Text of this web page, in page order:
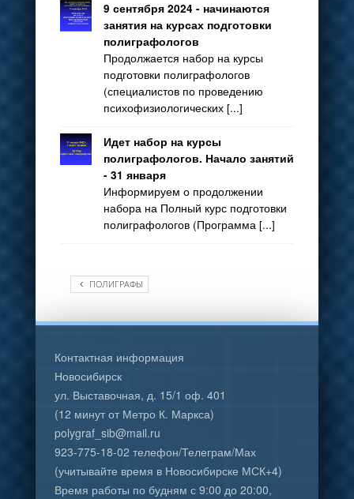
9 сентября 2024 - начинаются
занятия на курсах подготовки
полиграфологов
Продолжается набор на курсы
подготовки полиграфологов
(специалистов по проведению
психофизиологических [...]
Идет набор на курсы
полиграфологов. Начало занятий
- 31 января
Информируем о продолжении
набора на Полный курс подготовки
полиграфологов (Программа [...]
ПОЛИГРАФЫ
Контактная информация
Новосибирск
ул. Выставочная, д. 15/1 оф. 401
(12 минут от Метро К. Маркса)
polygraf_sib@mail.ru
923-775-18-02 телефон/Телеграм/Мах
(учитывайте время в Новосибирске МСК+4)
Время работы по будням с 9:00 до 20:00,